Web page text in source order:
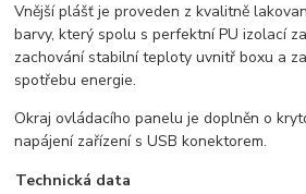
Vnější plášť je proveden z kvalitně
barvy, který spolu s perfektní PU izolací
zachování stabilní teploty uvnitř boxu a
spotřebu energie.
Okraj ovládacího panelu je doplněn o
napájení zařízení s USB konektorem.
Technická data